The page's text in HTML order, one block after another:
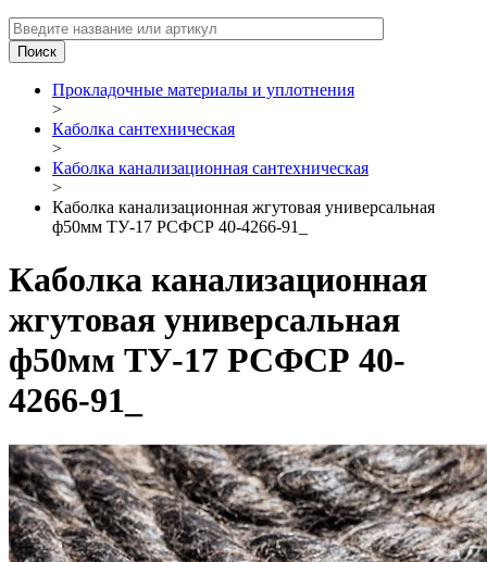
Прокладочные материалы и уплотнения
>
Каболка сантехническая
>
Каболка канализационная сантехническая
>
Каболка канализационная жгутовая универсальная
ф50мм ТУ-17 РСФСР 40-4266-91_
Каболка канализационная
жгутовая универсальная
ф50мм ТУ-17 РСФСР 40-
4266-91_